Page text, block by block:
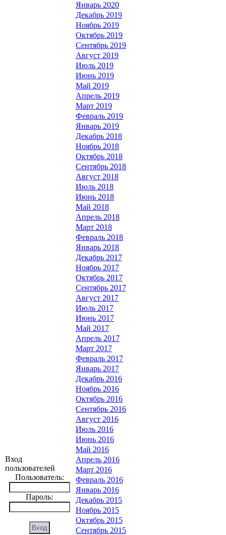
Вход
пользователей
Пользователь:
Пароль:
Январь 2020
Декабрь 2019
Ноябрь 2019
Октябрь 2019
Сентябрь 2019
Август 2019
Июль 2019
Июнь 2019
Май 2019
Апрель 2019
Март 2019
Февраль 2019
Январь 2019
Декабрь 2018
Ноябрь 2018
Октябрь 2018
Сентябрь 2018
Август 2018
Июль 2018
Июнь 2018
Май 2018
Апрель 2018
Март 2018
Февраль 2018
Январь 2018
Декабрь 2017
Ноябрь 2017
Октябрь 2017
Сентябрь 2017
Август 2017
Июль 2017
Июнь 2017
Май 2017
Апрель 2017
Март 2017
Февраль 2017
Январь 2017
Декабрь 2016
Ноябрь 2016
Октябрь 2016
Сентябрь 2016
Август 2016
Июль 2016
Июнь 2016
Май 2016
Апрель 2016
Март 2016
Февраль 2016
Январь 2016
Декабрь 2015
Ноябрь 2015
Октябрь 2015
Сентябрь 2015